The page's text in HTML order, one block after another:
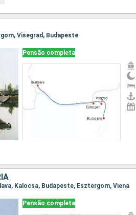
Visegrad, Budapeste
Pensão completa
Kalocsa, Budapeste, Esztergom, Viena
Pensão completa